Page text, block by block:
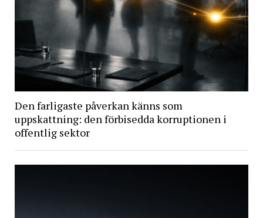
Den farligaste påverkan känns som
uppskattning: den förbisedda korruptionen i
offentlig sektor